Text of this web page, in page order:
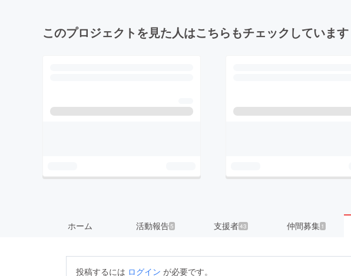
このプロジェクトを見た人はこちらもチェックしています
ホーム 活動報告5 支援者43 仲間募集 1
投稿するには ログイン が必要です。